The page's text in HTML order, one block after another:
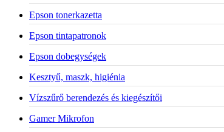
Epson tonerkazetta
Epson tintapatronok
Epson dobegységek
Kesztyű, maszk, higiénia
Vízszűrő berendezés és kiegészítői
Gamer Mikrofon